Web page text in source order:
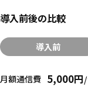
導入前後の比較
導入前
月額通信費 5,000円